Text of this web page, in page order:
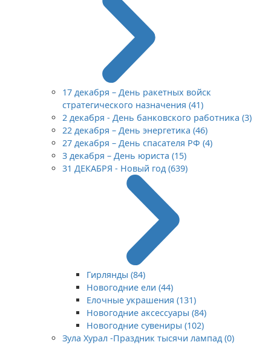
17 декабря – День ракетных войск
стратегического назначения (41)
2 декабря - День банковского работника (3)
22 декабря – День энергетика (46)
27 декабря – День спасателя РФ (4)
3 декабря – День юриста (15)
31 ДЕКАБРЯ - Новый год (639)
Гирлянды (84)
Новогодние ели (44)
Елочные украшения (131)
Новогодние аксессуары (84)
Новогодние сувениры (102)
Зула Хурал -Праздник тысячи лампад (0)